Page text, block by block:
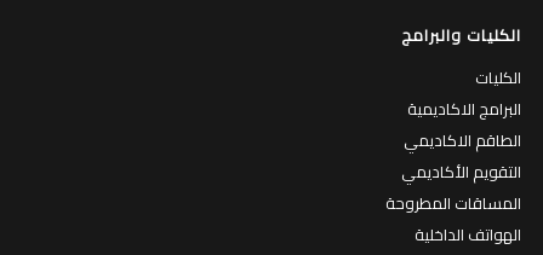
الكليات والبرامج
الكليات
البرامج الاكاديمية
الطاقم الاكاديمي
التقويم الأكاديمي
المساقات المطروحة
الهواتف الداخلية